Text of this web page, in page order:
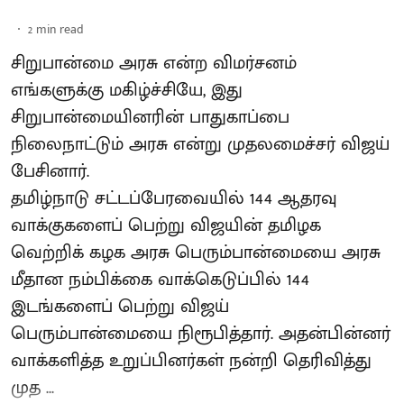
2 min read
சிறுபான்மை அரசு என்ற விமர்சனம்
எங்களுக்கு மகிழ்ச்சியே, இது
சிறுபான்மையினரின் பாதுகாப்பை
நிலைநாட்டும் அரசு என்று முதலமைச்சர் விஜய்
பேசினார்.
தமிழ்நாடு சட்டப்பேரவையில் 144 ஆதரவு
வாக்குகளைப் பெற்று விஜயின் தமிழக
வெற்றிக் கழக அரசு பெரும்பான்மையை அரசு
மீதான நம்பிக்கை வாக்கெடுப்பில் 144
இடங்களைப் பெற்று விஜய்
பெரும்பான்மையை நிரூபித்தார். அதன்பின்னர்
வாக்களித்த உறுப்பினர்கள் நன்றி தெரிவித்து
முத ...